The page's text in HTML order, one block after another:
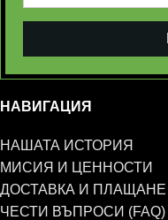
НАВИГАЦИЯ
НАШАТА ИСТОРИЯ
МИСИЯ И ЦЕННОСТИ
ДОСТАВКА И ПЛАЩАНЕ
ЧЕСТИ ВЪПРОСИ (FAQ)